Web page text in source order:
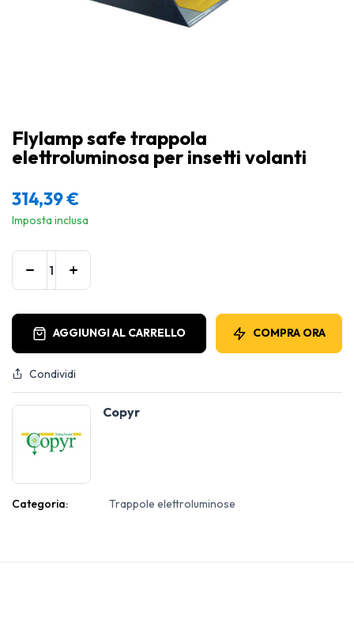
Flylamp safe trappola
elettroluminosa per insetti volanti
314,39€
Imposta inclusa
AGGIUNGI AL CARRELLO COMPRA ORA
Condividi
Copyr
Categoria: Trappole elettroluminose